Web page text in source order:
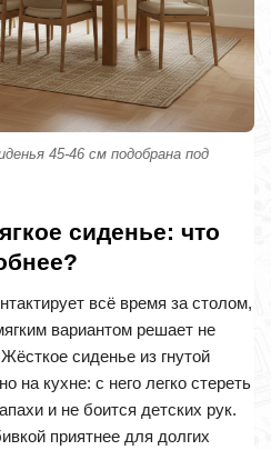
45-46 см подобрана под
сиденье: что
всё время за столом,
вариантом решает не
сиденье из гнутой
кухне: с него легко стереть
и не боится детских рук.
приятнее для долгих